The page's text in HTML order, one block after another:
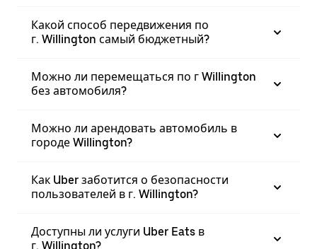
Какой способ передвижения по
г. Willington самый бюджетный?
Можно ли перемещаться по г Willington
без автомобиля?
Можно ли арендовать автомобиль в
городе Willington?
Как Uber заботится о безопасности
пользователей в г. Willington?
Доступны ли услуги Uber Eats в
г. Willington?